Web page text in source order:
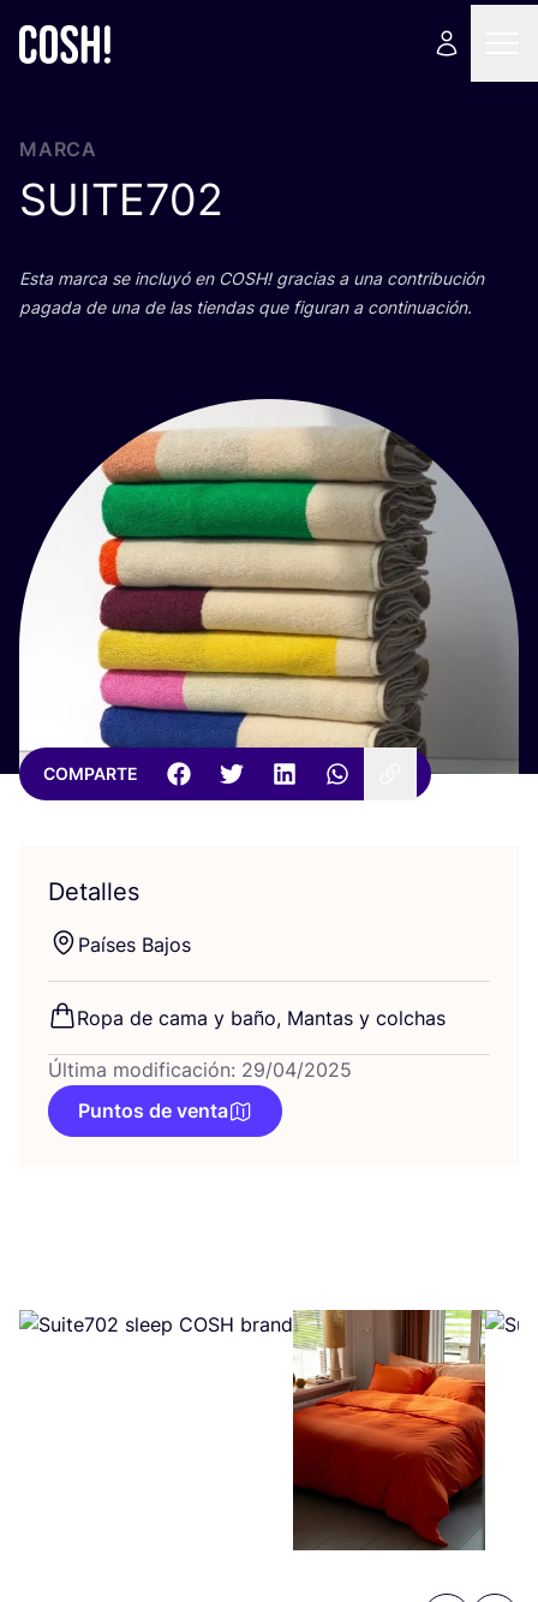
MARCA
SUITE702
Esta mar­ca se inclu­yó en COSH! gra­cias a una con­tri­bu­ción
paga­da de una de las tien­das que figu­ran a continuación.
COMPARTE
Detalles
Paí­ses Bajos
Ropa de cama y baño, Man­tas y colchas
Última modificación: 29/04/2025
Puntos de venta